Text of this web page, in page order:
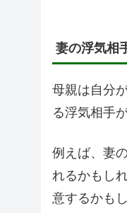
妻の浮気相
母親は自分
る浮気相手
例えば、妻
れるかもし
意するかも